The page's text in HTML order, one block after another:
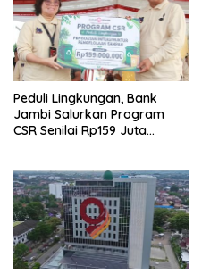
Peduli Lingkungan, Bank
Jambi Salurkan Program
CSR Senilai Rp159 Juta